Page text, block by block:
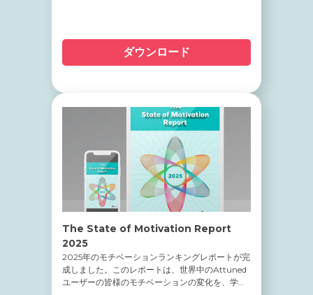
ダウンロード
The State of Motivation Report
2025
2025年のモチベーションランキングレポートが完
成しました。このレポートは、世界中のAttuned
ユーザーの皆様のモチベーションの変化を、学術